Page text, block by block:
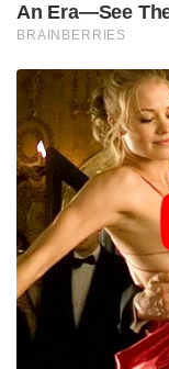
ന്യൂനപക്ഷ ക്ഷേമ
സ്ഥലം
ഉത്തരവിടുകയും
നവാസും
നൽകിയതായാണ്
തലത്തിൽ
നയങ്ങളും
Tags: pakistan